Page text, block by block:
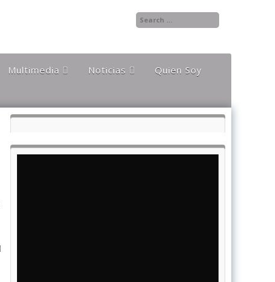
Multimedia
Documentos
Videos
Noticias
Noticias
Noticias Nacionales
Quien Soy